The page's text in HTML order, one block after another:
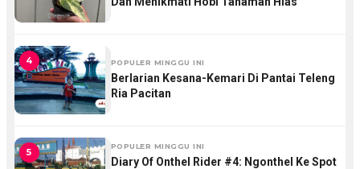
4 POPULER MINGGU INI
Berlarian Kesana-Kemari Di Pantai Teleng
Ria Pacitan
5 POPULER MINGGU INI
Diary Of Onthel Rider #4: Ngonthel Ke Spot